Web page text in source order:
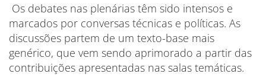
Os debates nas plenárias têm sido intensos e
marcados por conversas técnicas e políticas. As
discussões partem de um texto-base mais
genérico, que vem sendo aprimorado a partir das
contribuições apresentadas nas salas temáticas.